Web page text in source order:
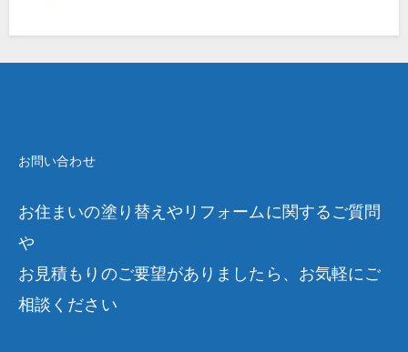
お問い合わせ
お住まいの塗り替えやリフォームに関するご質問
や
お見積もりのご要望がありましたら、お気軽にご
相談ください